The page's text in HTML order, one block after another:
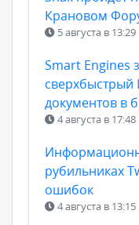
Крановом
5 августа в 13:29
Smart Engines
сверхбыстрый
документов в
4 августа в 17:48
рубильниках
ошибок
4 августа в 13:15